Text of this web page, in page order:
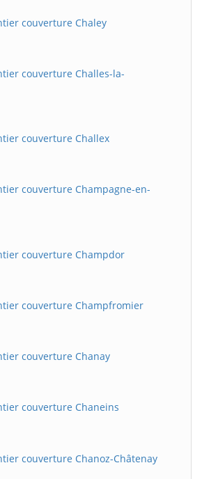
couverture Chaley
couverture Challes-la-
couverture Challex
couverture Champagne-en-
couverture Champdor
couverture Champfromier
couverture Chanay
couverture Chaneins
couverture Chanoz-Châtenay